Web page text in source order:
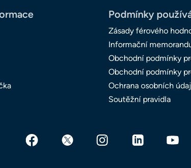
Podmínky
Zásady férového
Informační
Obchodní podmínky
Obchodní podmínky
Ochrana osobních
Soutěžní pravidla